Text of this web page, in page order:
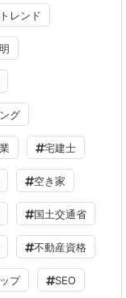
レンド
グ
宅建士
空き家
国土交通省
不動産資格
プ SEO